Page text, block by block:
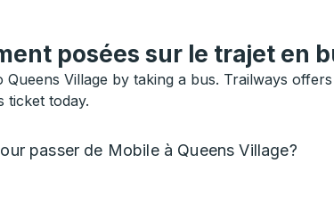
posées sur le trajet en
Village by taking a bus. Trailways
ticket today.
passer de Mobile à Queens Village?